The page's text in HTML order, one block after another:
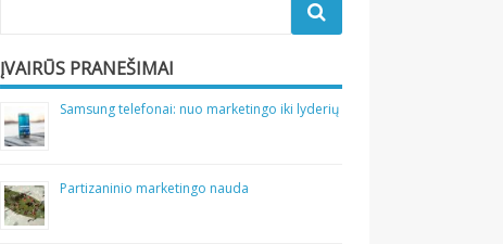
ĮVAIRŪS PRANEŠIMAI
Samsung telefonai: nuo marketingo iki lyderių
Partizaninio marketingo nauda